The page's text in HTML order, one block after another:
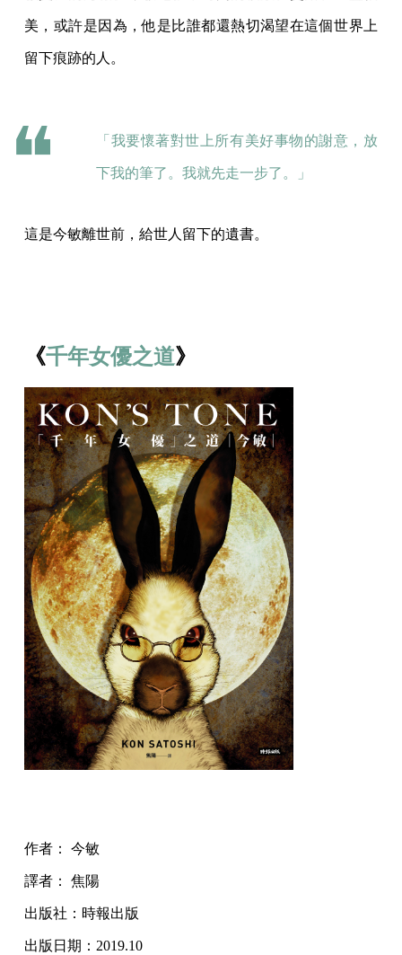
美，或許是因為，他是比誰都還熱切渴望在這個世界上
留下痕跡的人。
「我要懷著對世上所有美好事物的謝意，放
下我的筆了。我就先走一步了。」
這是今敏離世前，給世人留下的遺書。
《千年女優之道》
作者： 今敏
譯者： 焦陽
出版社：時報出版
出版日期：2019.10